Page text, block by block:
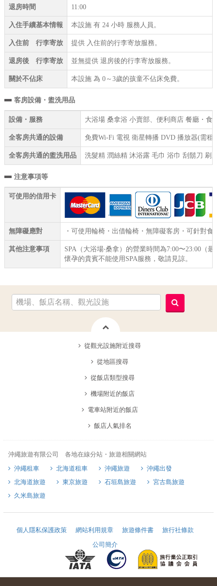
退房時間 11:00
入住手續基本情報 本設施 有 24 小時 服務人員。
入住前 行李寄放 提供 入住前的行李寄放服務。
退房後 行李寄放 並無提供 退房後的行李寄放服務。
關於不佔床 本設施 為 0～3歲的孩童不佔床免費。
客房設備・盥洗用品
設備・服務 大浴場 桑拿浴 小賣部、便利商店 餐廳・
全客房共通的設備 免費Wi-Fi 電視 衛星轉播 DVD 播放器(需
全客房共通的盥洗用品 洗髮精 潤絲精 沐浴露 毛巾 浴巾 刮鬍刀 刷
注意事項等
可使用的信用卡
無障礙應對 ・可使用輪椅・出借輪椅・無障礙客房・可針對
其他注意事項
SPA（大浴場‧桑拿）的營業時間為7:00〜23:00（
懷孕的貴賓不能使用SPA服務，敬請見諒。
從觀光設施附近搜尋
從地區搜尋
從飯店類型搜尋
機場附近的飯店
電車站附近的飯店
飯店人氣排名
沖繩旅遊有限公司 各地在線分站・旅遊相關網站
沖繩租車
北海道租車 沖繩旅遊
沖繩出發
北海道旅遊
東京旅遊 石垣島旅遊
宮古島旅遊
久米島旅遊
個人隱私保護政策 網站利用規章 旅遊條件書
旅行社條款
公司簡介